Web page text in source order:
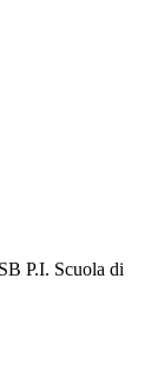
P.I. Scuola di